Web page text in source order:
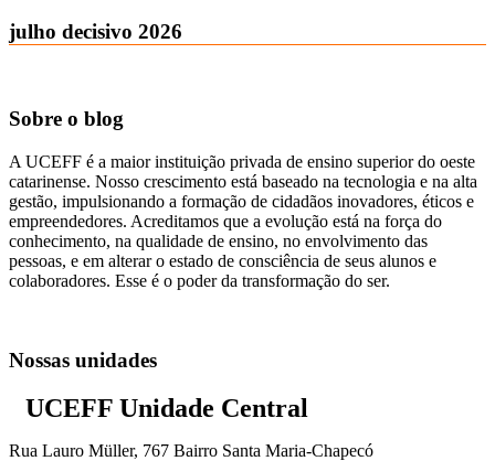
julho decisivo 2026
Sobre o blog
A UCEFF é a maior instituição privada de ensino superior do oeste
catarinense. Nosso crescimento está baseado na tecnologia e na alta
gestão, impulsionando a formação de cidadãos inovadores, éticos e
empreendedores. Acreditamos que a evolução está na força do
conhecimento, na qualidade de ensino, no envolvimento das
pessoas, e em alterar o estado de consciência de seus alunos e
colaboradores. Esse é o poder da transformação do ser.
Nossas unidades
UCEFF Unidade Central
Rua Lauro Müller, 767 Bairro Santa Maria-Chapecó